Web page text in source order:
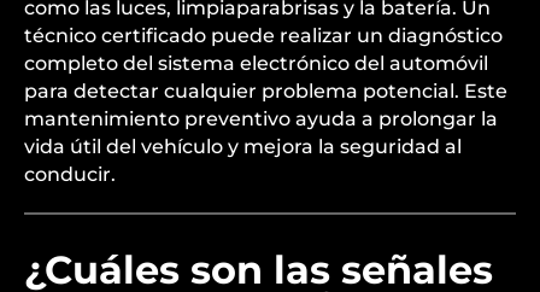
como las luces, limpiaparabrisas y la batería. Un
técnico certificado puede realizar un diagnóstico
completo del sistema electrónico del automóvil
para detectar cualquier problema potencial. Este
mantenimiento preventivo ayuda a prolongar la
vida útil del vehículo y mejora la seguridad al
conducir.
¿Cuáles son las señales